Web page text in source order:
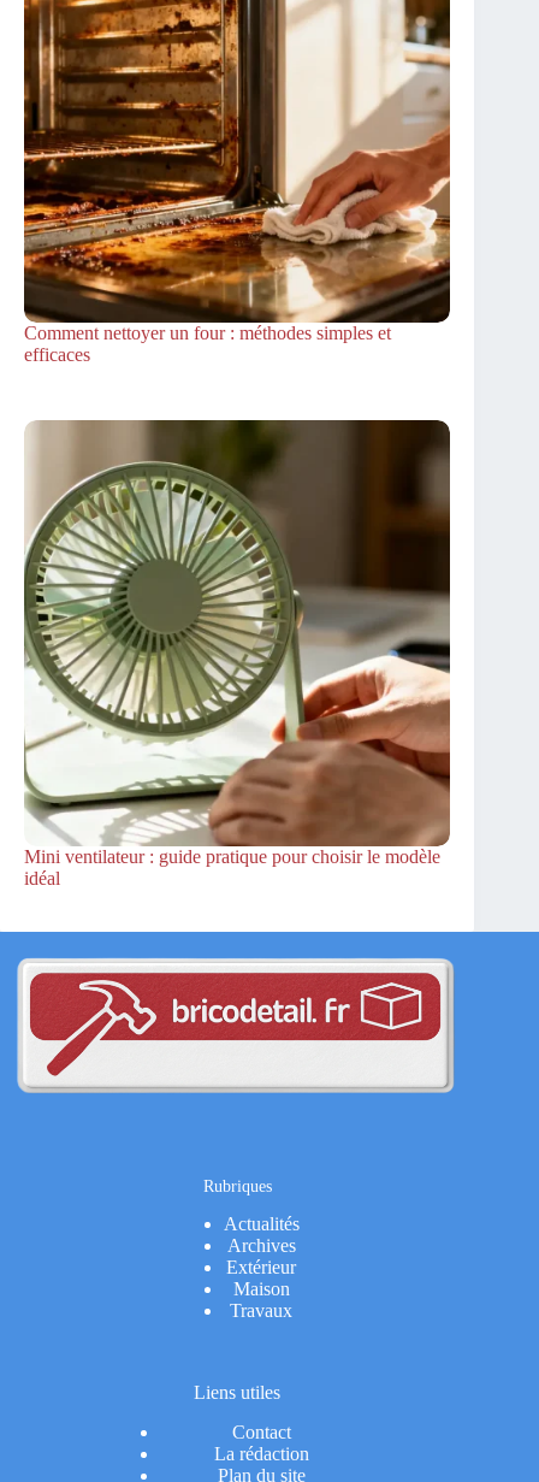
Comment nettoyer un four : méthodes simples et
efficaces
Mini ventilateur : guide pratique pour choisir le modèle
idéal
Rubriques
Actualités
Archives
Extérieur
Maison
Travaux
Liens utiles
Contact
La rédaction
Plan du site